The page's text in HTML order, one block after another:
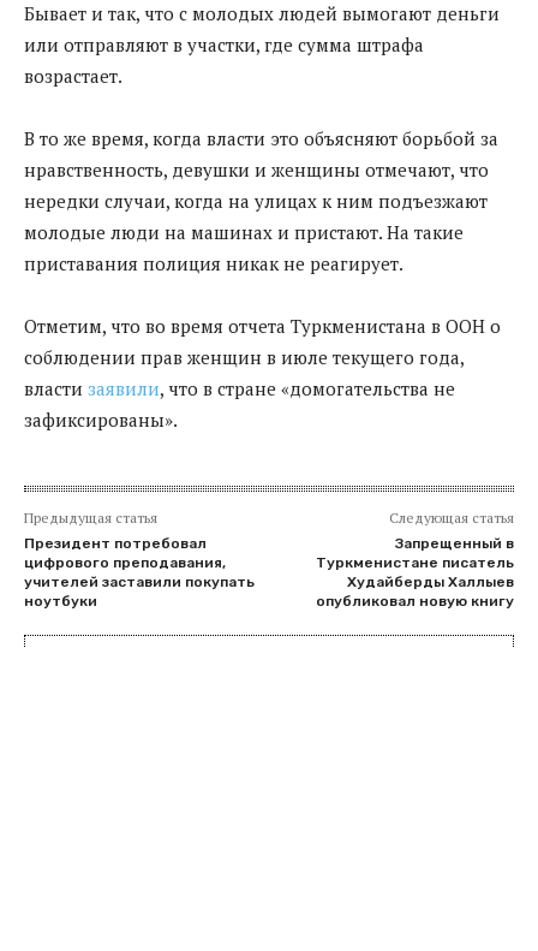
Бывает и так, что с молодых людей вымогают деньги
или отправляют в участки, где сумма штрафа
возрастает.
В то же время, когда власти это объясняют борьбой за
нравственность, девушки и женщины отмечают, что
нередки случаи, когда на улицах к ним подъезжают
молодые люди на машинах и пристают. На такие
приставания полиция никак не реагирует.
Отметим, что во время отчета Туркменистана в ООН о
соблюдении прав женщин в июле текущего года,
власти заявили, что в стране «домогательства не
зафиксированы».
Предыдущая статья
Президент потребовал
цифрового преподавания,
учителей заставили покупать
ноутбуки
Следующая статья
Запрещенный в
Туркменистане писатель
Худайберды Халлыев
опубликовал новую книгу